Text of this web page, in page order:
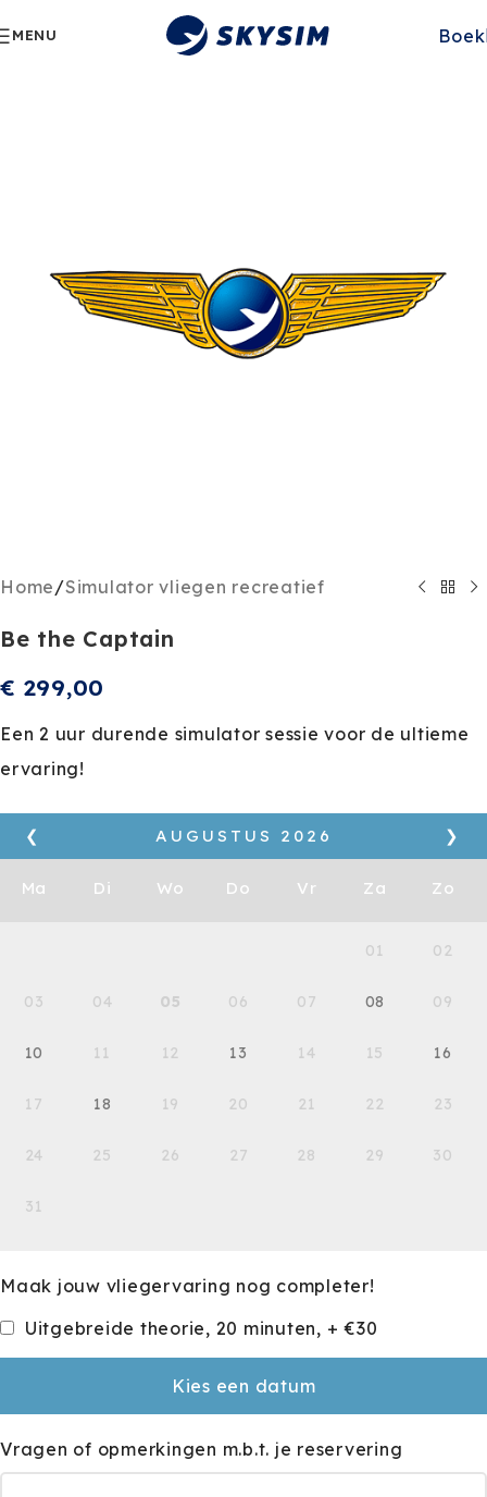
MENU Boek
Home/Simulator vliegen recreatief
Be the Captain
€ 299,00
Een 2 uur durende simulator sessie voor de ultieme
ervaring!
❮ ❯
AUGUSTUS 2026
Ma Di Wo Do Vr Za Zo
01 02
03 04 05 06 07 08 09
10 11 12 13 14 15 16
17 18 19 20 21 22 23
24 25 26 27 28 29 30
31
Maak jouw vliegervaring nog completer!
Uitgebreide theorie, 20 minuten, + €30
Kies een datum
Vragen of opmerkingen m.b.t. je reservering